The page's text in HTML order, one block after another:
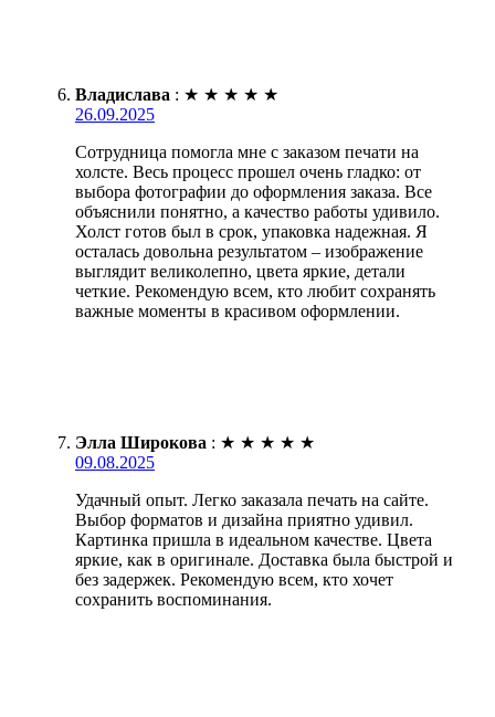
Владислава : ★ ★ ★ ★ ★
26.09.2025
Сотрудница помогла мне с заказом печати на
холсте. Весь процесс прошел очень гладко: от
выбора фотографии до оформления заказа. Все
объяснили понятно, а качество работы удивило.
Холст готов был в срок, упаковка надежная. Я
осталась довольна результатом – изображение
выглядит великолепно, цвета яркие, детали
четкие. Рекомендую всем, кто любит сохранять
важные моменты в красивом оформлении.
Элла Широкова : ★ ★ ★ ★ ★
09.08.2025
Удачный опыт. Легко заказала печать на сайте.
Выбор форматов и дизайна приятно удивил.
Картинка пришла в идеальном качестве. Цвета
яркие, как в оригинале. Доставка была быстрой и
без задержек. Рекомендую всем, кто хочет
сохранить воспоминания.